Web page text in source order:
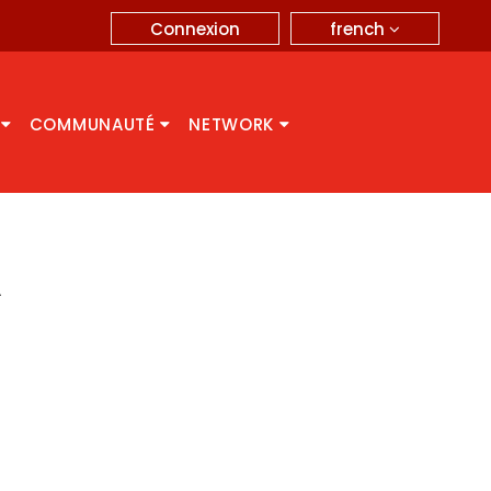
french
Connexion
COMMUNAUTÉ NETWORK